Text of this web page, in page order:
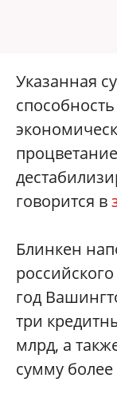
Указанная
говорится в
Блинкен
год
три
млрд, а
сумму